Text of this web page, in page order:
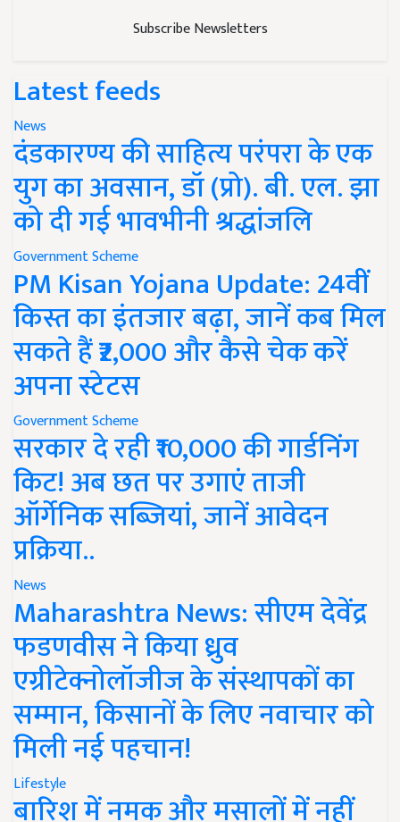
Subscribe Newsletters
Latest feeds
News
दंडकारण्य की साहित्य परंपरा के एक
युग का अवसान, डॉ (प्रो). बी. एल. झा
को दी गई भावभीनी श्रद्धांजलि
Government Scheme
PM Kisan Yojana Update: 24वीं
किस्त का इंतजार बढ़ा, जानें कब मिल
सकते हैं ₹2,000 और कैसे चेक करें
अपना स्टेटस
Government Scheme
सरकार दे रही ₹10,000 की गार्डनिंग
किट! अब छत पर उगाएं ताजी
ऑर्गेनिक सब्जियां, जानें आवेदन
प्रक्रिया..
News
Maharashtra News: सीएम देवेंद्र
फडणवीस ने किया ध्रुव
एग्रीटेक्नोलॉजीज के संस्थापकों का
सम्मान, किसानों के लिए नवाचार को
मिली नई पहचान!
Lifestyle
बारिश में नमक और मसालों में नहीं